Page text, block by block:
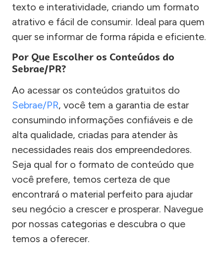
texto e interatividade, criando um formato
atrativo e fácil de consumir. Ideal para quem
quer se informar de forma rápida e eficiente.
Por Que Escolher os Conteúdos do
Sebrae/PR?
Ao acessar os conteúdos gratuitos do
Sebrae/PR, você tem a garantia de estar
consumindo informações confiáveis e de
alta qualidade, criadas para atender às
necessidades reais dos empreendedores.
Seja qual for o formato de conteúdo que
você prefere, temos certeza de que
encontrará o material perfeito para ajudar
seu negócio a crescer e prosperar. Navegue
por nossas categorias e descubra o que
temos a oferecer.